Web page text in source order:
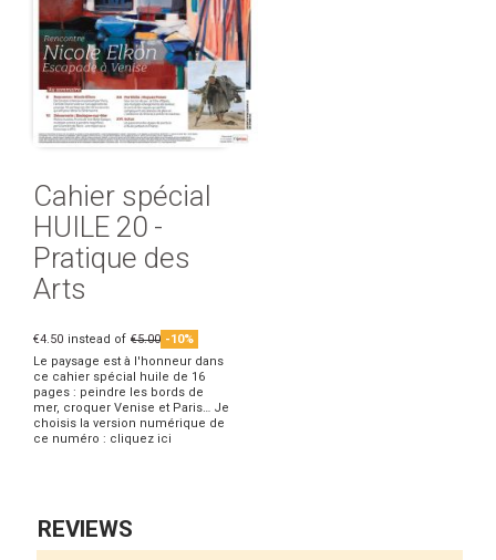
Cahier spécial
HUILE 20 -
Pratique des
Arts
€4.50 instead of €5.00 -10%
Le paysage est à l'honneur dans
ce cahier spécial huile de 16
pages : peindre les bords de
mer, croquer Venise et Paris… Je
choisis la version numérique de
ce numéro : cliquez ici
REVIEWS